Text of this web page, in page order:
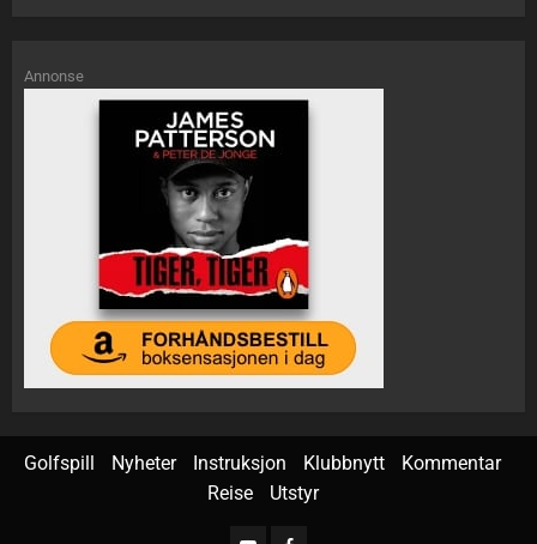
Annonse
Golfspill Nyheter Instruksjon Klubbnytt
Kommentar
Reise
Utstyr